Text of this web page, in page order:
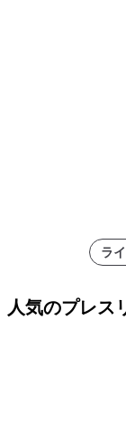
ラ
人気のプレス